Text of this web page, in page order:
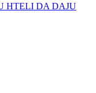
HTELI DA DAJU